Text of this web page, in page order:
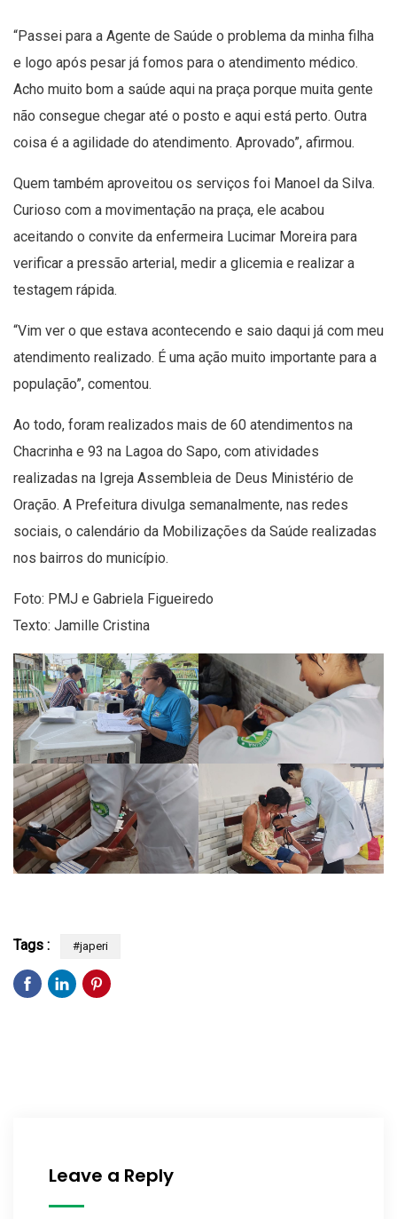
“Passei para a Agente de Saúde o problema da minha filha
e logo após pesar já fomos para o atendimento médico.
Acho muito bom a saúde aqui na praça porque muita gente
não consegue chegar até o posto e aqui está perto. Outra
coisa é a agilidade do atendimento. Aprovado”, afirmou.
Quem também aproveitou os serviços foi Manoel da Silva.
Curioso com a movimentação na praça, ele acabou
aceitando o convite da enfermeira Lucimar Moreira para
verificar a pressão arterial, medir a glicemia e realizar a
testagem rápida.
“Vim ver o que estava acontecendo e saio daqui já com meu
atendimento realizado. É uma ação muito importante para a
população”, comentou.
Ao todo, foram realizados mais de 60 atendimentos na
Chacrinha e 93 na Lagoa do Sapo, com atividades
realizadas na Igreja Assembleia de Deus Ministério de
Oração. A Prefeitura divulga semanalmente, nas redes
sociais, o calendário da Mobilizações da Saúde realizadas
nos bairros do município.
Foto: PMJ e Gabriela Figueiredo
Texto: Jamille Cristina
Tags : #japeri
Leave a Reply